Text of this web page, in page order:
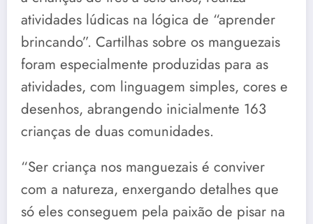
atividades lúdicas na lógica de “aprender
brincando”. Cartilhas sobre os manguezais
foram especialmente produzidas para as
atividades, com linguagem simples, cores e
desenhos, abrangendo inicialmente 163
crianças de duas comunidades.
“Ser criança nos manguezais é conviver
com a natureza, enxergando detalhes que
só eles conseguem pela paixão de pisar na